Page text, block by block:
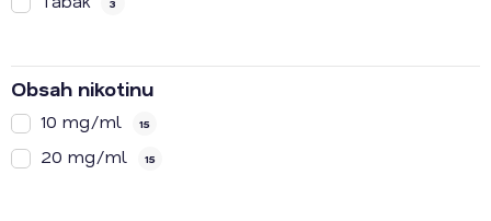
3
Obsah nikotinu
10 mg/ml 15
20 mg/ml 15